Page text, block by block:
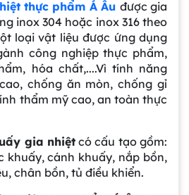
thực phẩm Á Âu được gia
inox 304 hoặc inox 316 theo
loại vật liệu được ứng dụng
công nghiệp thực phẩm,
hóa chất,....Vì tính năng
chống ăn mòn, chống gỉ
thẩm mỹ cao, an toàn thực
gia nhiệtcó cấu tạo gồm:
khuấy, cánh khuấy, nắp bồn,
chân bồn, tủ điều khiển.